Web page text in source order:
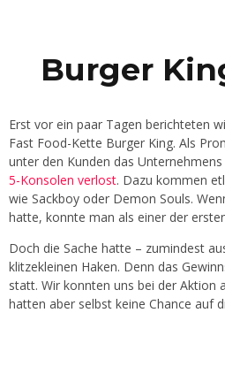
Burger
Erst vor ein paar Tagen berichteten
Fast Food-Kette Burger King. Als
unter den Kunden das
5-Konsolen verlost. Dazu kommen
wie Sackboy oder Demon Souls.
hatte, konnte man als einer der
Doch die Sache hatte – zumindest
klitzekleinen Haken. Denn das
statt. Wir konnten uns bei der Aktion
hatten aber selbst keine Chance auf